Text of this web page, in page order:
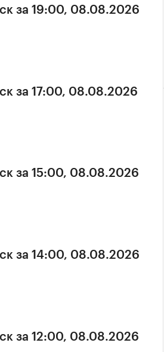
за 19:00, 08.08.2026
за 17:00, 08.08.2026
за 15:00, 08.08.2026
за 14:00, 08.08.2026
за 12:00, 08.08.2026